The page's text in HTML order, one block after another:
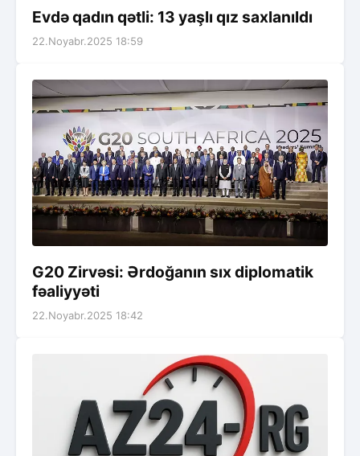
Evdə qadın qətli: 13 yaşlı qız saxlanıldı
22.Noyabr.2025 18:59
G20 Zirvəsi: Ərdoğanın sıx diplomatik
fəaliyyəti
22.Noyabr.2025 18:42